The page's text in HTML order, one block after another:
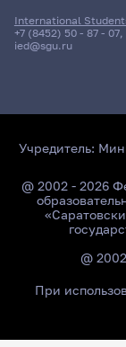
International
+7 (8452) 50 - 87 - 07,
ied@sgu.ru
Учредитель:
@ 2002 - 2026
@
При